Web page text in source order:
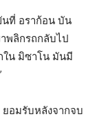
นที่ อราก้อน บัน
พลิกรถกลับไป
ใน มิซาโน มันมี
ยอมรับหลังจากจบ